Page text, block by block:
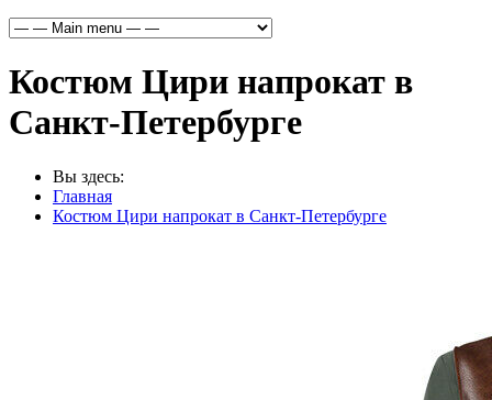
Костюм Цири напрокат в
Санкт-Петербурге
Вы здесь:
Главная
Костюм Цири напрокат в Санкт-Петербурге